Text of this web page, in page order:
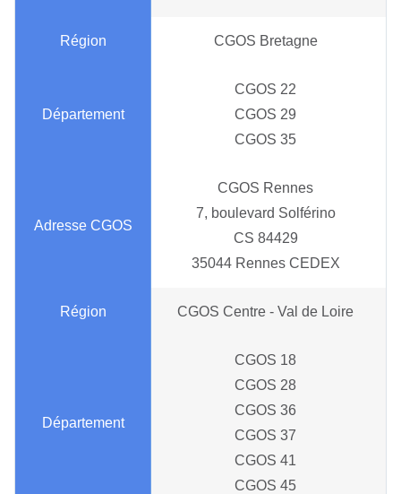
CGOS Bretagne
CGOS 22
CGOS 29
CGOS 35
CGOS Rennes
7, boulevard Solférino
CS 84429
35044 Rennes CEDEX
CGOS Centre - Val de Loire
CGOS 18
CGOS 28
CGOS 36
CGOS 37
CGOS 41
CGOS 45